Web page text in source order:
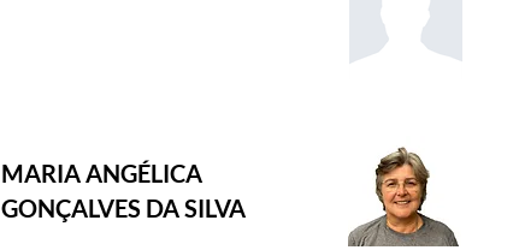
MARIA ANGÉLICA
GONÇALVES DA SILVA